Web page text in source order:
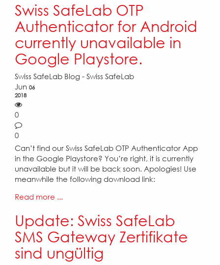
Swiss SafeLab OTP
Authenticator for Android
currently unavailable in
Google Playstore.
Swiss SafeLab Blog - Swiss SafeLab
Jun 06
2018
0
0
Can’t find our Swiss SafeLab OTP Authenticator App
in the Google Playstore? You’re right, it is currently
unavailable but it will be back soon. Apologies! Use
meanwhile the following download link:
Read more ...
Update: Swiss SafeLab
SMS Gateway Zertifikate
sind ungültig